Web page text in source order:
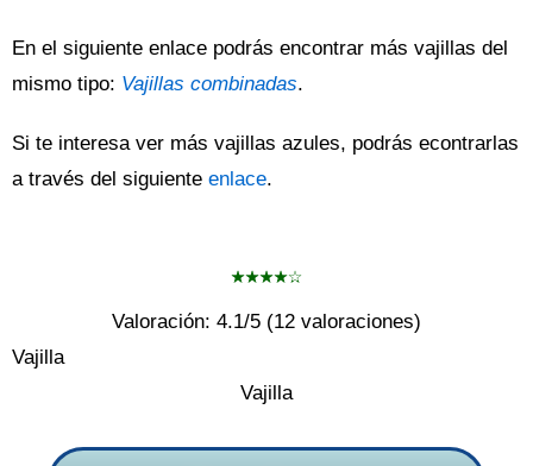
En el siguiente enlace podrás encontrar más vajillas del
mismo tipo: Vajillas combinadas.
Si te interesa ver más vajillas azules, podrás econtrarlas
a través del siguiente enlace.
Valoración: 4.1/5 (12 valoraciones)
Vajilla
Vajilla